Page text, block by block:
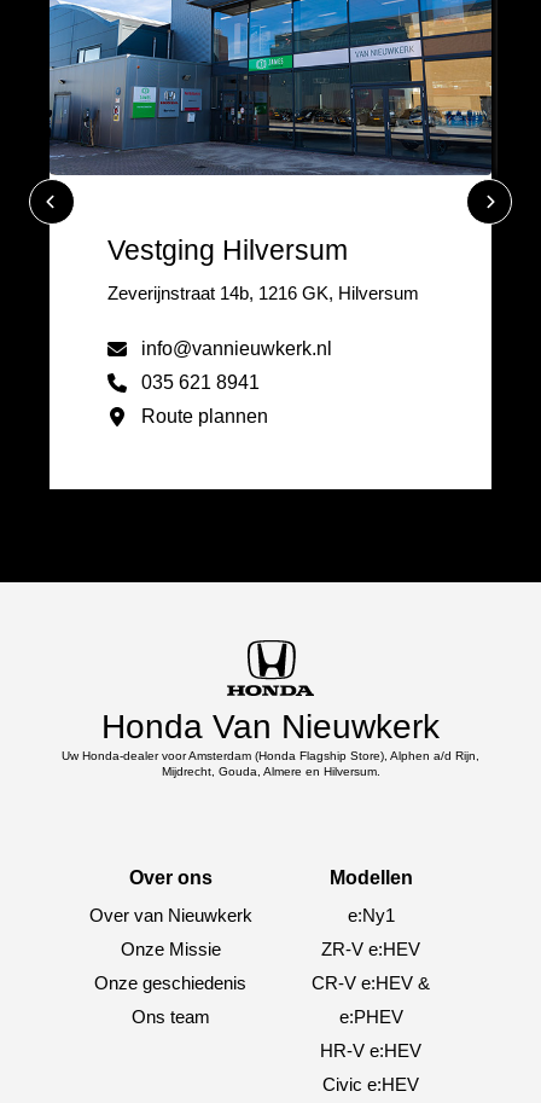
Vestging Hilversum
Zeverijnstraat 14b, 1216 GK, Hilversum
info@vannieuwkerk.nl
035 621 8941
Route plannen
Honda Van Nieuwkerk
Uw Honda-dealer voor Amsterdam (Honda Flagship Store), Alphen a/d Rijn,
Mijdrecht, Gouda, Almere en Hilversum.
Over ons
Over van Nieuwkerk
Onze Missie
Onze geschiedenis
Ons team
Modellen
e:Ny1
ZR-V e:HEV
CR-V e:HEV &
e:PHEV
HR-V e:HEV
Civic e:HEV